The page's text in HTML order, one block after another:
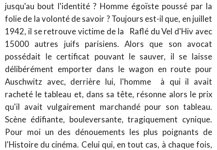
jusqu'au bout l'identité ? Homme égoïste poussé par la
folie de la volonté de savoir ? Toujours est-il que, en juillet
1942, il se retrouve victime de la Raflé du Vel d'Hiv avec
15000 autres juifs parisiens. Alors que son avocat
possédait le certificat pouvant le sauver, il se laisse
délibérément emporter dans le wagon en route pour
Auschwitz avec, derrière lui, l'homme à qui il avait
racheté le tableau et, dans sa tête, résonne alors le prix
qu'il avait vulgairement marchandé pour son tableau.
Scène édifiante, bouleversante, tragiquement cynique.
Pour moi un des dénouements les plus poignants de
l'Histoire du cinéma. Celui qui, en tout cas, à chaque fois,